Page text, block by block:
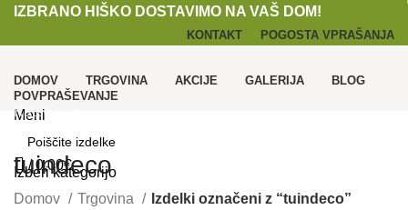
IZBRANO HIŠKO DOSTAVIMO NA VAŠ DOM!
KONTAKT POGOSTA VPRAŠANJA
DOMOV TRGOVINA AKCIJE GALERIJA
BLOG
POVPRAŠEVANJE
Meni
/ 0,00€
Kategorije
Izberi kategorijo
SEARCH
tuindeco
Domov Trgovina Izdelki označeni z “tuindeco”